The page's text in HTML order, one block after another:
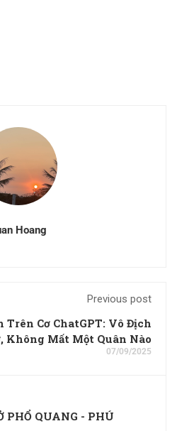
Hoang
Previous post
Trên Cơ ChatGPT: Vô Địch
Không Mất Một Quân Nào
07/09/2025
PHỔ QUANG - PHÚ